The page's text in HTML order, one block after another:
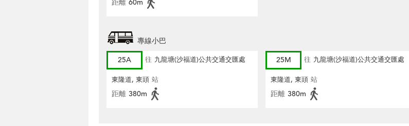
距離 60m
專線小巴
25A
往 九龍塘(沙福道)公共交通交匯處
東隆道, 東頭 站
距離 380m
25M 往 九龍塘(沙福道)公共交通交匯處
東隆道, 東頭 站
距離 380m